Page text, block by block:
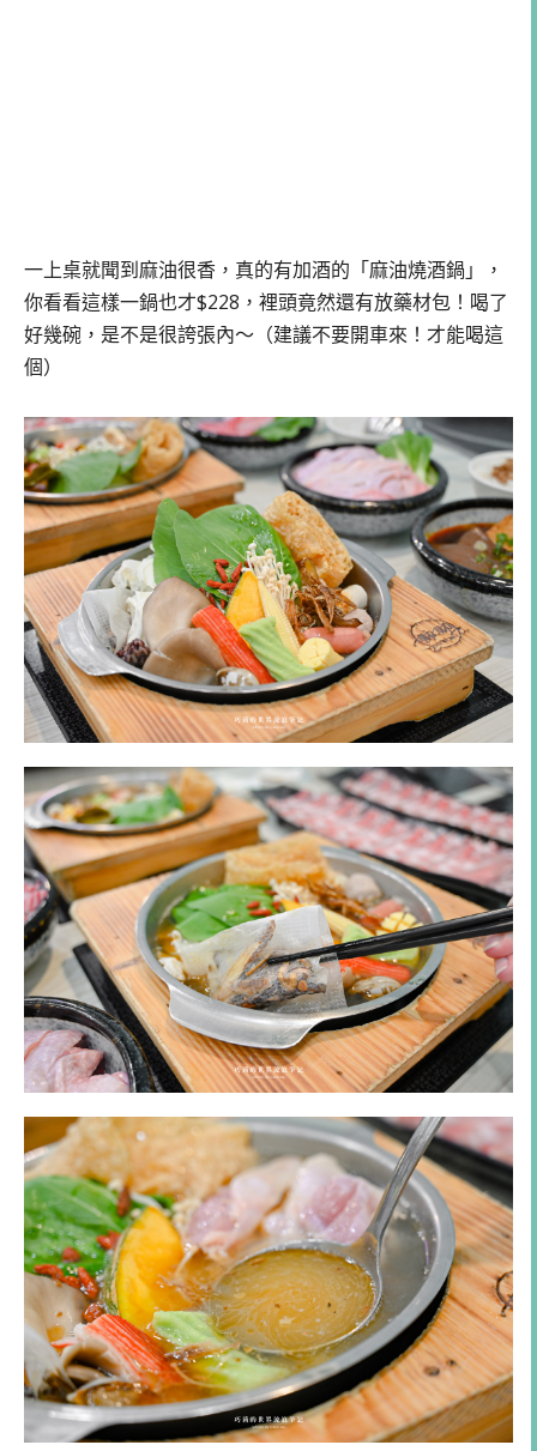
一上桌就聞到麻油很香，真的有加酒的「麻油燒酒鍋」，
你看看這樣一鍋也才$228，裡頭竟然還有放藥材包！喝了
好幾碗，是不是很誇張內～（建議不要開車來！才能喝這
個）